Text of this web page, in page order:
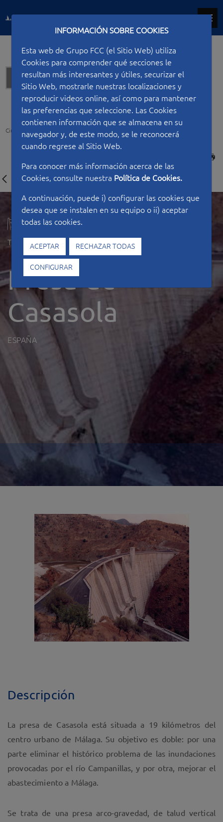
INFORMACIÓN SOBRE COOKIES
Esta web de Grupo FCC (el Sitio Web) utiliza
Cookies para comprender qué secciones le
resultan más interesantes y útiles, securizar el
Sitio Web, mostrarle nuestras localizaciones y
reproducir videos online, así como para mantener
las preferencias que seleccione. Las Cookies
contienen información que se almacena en su
navegador y, de este modo, se le reconocerá
cuando regrese al Sitio Web.
Para conocer más información acerca de las
Cookies, consulte nuestra Política de Cookies.
A continuación, puede i) configurar las cookies que
desea que se instalen en su equipo o ii) aceptar
todas las cookies.
ACEPTAR RECHAZAR TODAS
CONFIGURAR
Hidráulicas
Ciudad FCC Tipo de construcción Hidráulicas Presa de Casasola
Tipo de construcción Hidráulicas
Presa de
Casasola
ESPAÑA
Descripción
La presa de Casasola está situada a 19 kilómetros del
centro urbano de Málaga. Su objetivo es doble: por una
parte eliminar el histórico problema de las inundaciones
provocadas por el río Campanillas, y por otra, mejorar el
abastecimiento a Málaga.
Se trata de una presa arco-gravedad, de talud vertical